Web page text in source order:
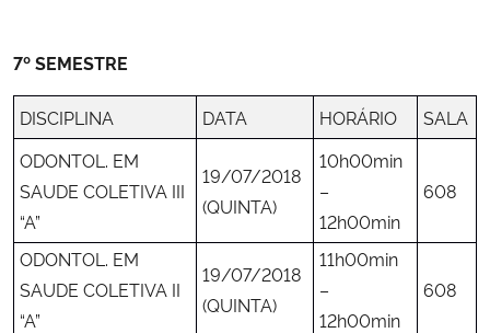
7º SEMESTRE
DISCIPLINA DATA HORÁRIO
SALA
ODONTOL. EM
SAUDE COLETIVA III
“A”
19/07/2018
(QUINTA)
10h00min
–
12h00min
608
ODONTOL. EM
SAUDE COLETIVA II
“A”
19/07/2018
(QUINTA)
11h00min
–
12h00min
608